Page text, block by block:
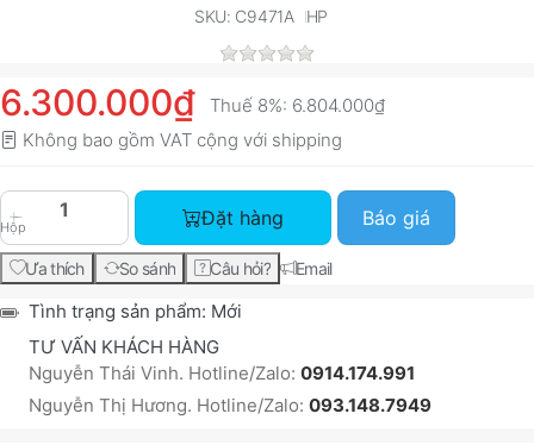
SKU: C9471A HP
6.300.000₫ Thuế 8%: 6.804.000₫
Không bao gồm VAT cộng với shipping
Hộp
HP 91 775-ml Light Magenta DesignJet
Đặt hàng Báo giá
Ưa thích So sánh Câu hỏi? Email
Tình trạng sản phẩm: Mới
TƯ VẤN KHÁCH HÀNG
Nguyễn Thái Vinh. Hotline/Zalo: 0914.174.991
Nguyễn Thị Hương. Hotline/Zalo: 093.148.7949